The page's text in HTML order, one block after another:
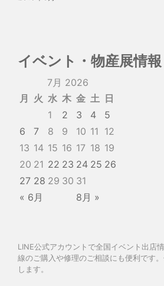
イベント・物産展情報
7月 2026
月
火 水 木 金 土 日
1
2 3 4
5
6
7 8 9 10 11 12
13 14 15 16 17 18 19
20 21 22 23 24 25 26
27 28 29 30 31
« 6月
8月 »
LINE公式アカウントで全国イベント出店
線のご購入や修理のご相談にも便利です
します。